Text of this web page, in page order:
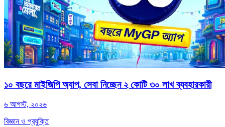
১০ বছরে মাইজিপি অ্যাপ, সেবা নিচ্ছেন ২ কোটি ৩০ লাখ ব্যবহারকারী
৬ আগস্ট, ২০২৬
বিজ্ঞান ও প্রযুক্তি